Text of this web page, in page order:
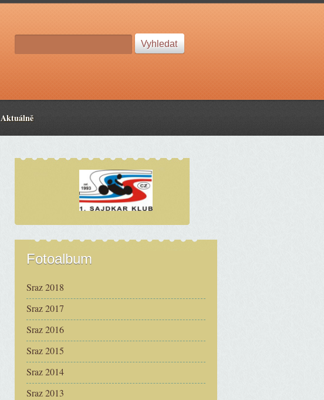
Aktuálně
Fotoalbum
Sraz 2018
Sraz 2017
Sraz 2016
Sraz 2015
Sraz 2014
Sraz 2013